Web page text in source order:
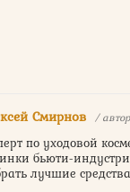
Смирнов /
по уходовой
бьюти-
лучшие